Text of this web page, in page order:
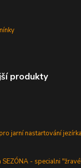
produkty
jarní nastartování
- specialni